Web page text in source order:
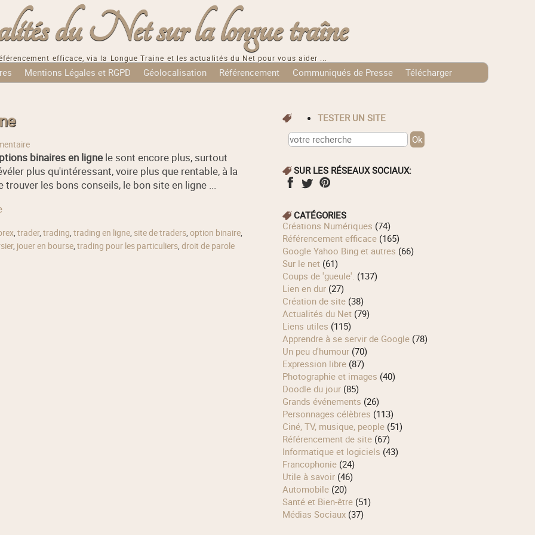
du Net sur la longue traîne
efficace, via la Longue Traine et les actualités du Net pour vous aider ...
Mentions Légales et RGPD Géolocalisation Référencement Communiqués de Presse
Télécharger
binaires en lignele sont encore plus, surtout
plus qu'intéressant, voire plus que rentable, à la
les bons conseils, le bon site en ligne ...
, trader, trading, trading en ligne, site de traders, option binaire,
, jouer en bourse, trading pour les particuliers, droit de parole
TESTER UN SITE
SUR LES RÉSEAUX SOCIAUX:
CATÉGORIES
Créations Numériques (74)
Référencement efficace(165)
Google Yahoo Bing et autres (66)
Sur le net(61)
Coups de 'gueule'. (137)
Lien en dur(27)
Création de site(38)
Actualités du Net(79)
Liens utiles (115)
Apprendre à se servir de Google(78)
Un peu d'humour(70)
Expression libre(87)
Photographie et images (40)
Doodle du jour(85)
Grands événements (26)
Personnages célèbres (113)
Ciné, TV, musique, people(51)
Référencement de site(67)
Informatique et logiciels (43)
Francophonie(24)
Utile à savoir(46)
Automobile(20)
Santé et Bien-être(51)
Médias Sociaux(37)